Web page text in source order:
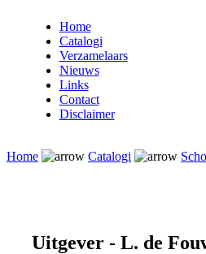
Home
Catalogi
Verzamelaars
Nieuws
Links
Contact
Disclaimer
Home Catalogi
Uitgever - L. de